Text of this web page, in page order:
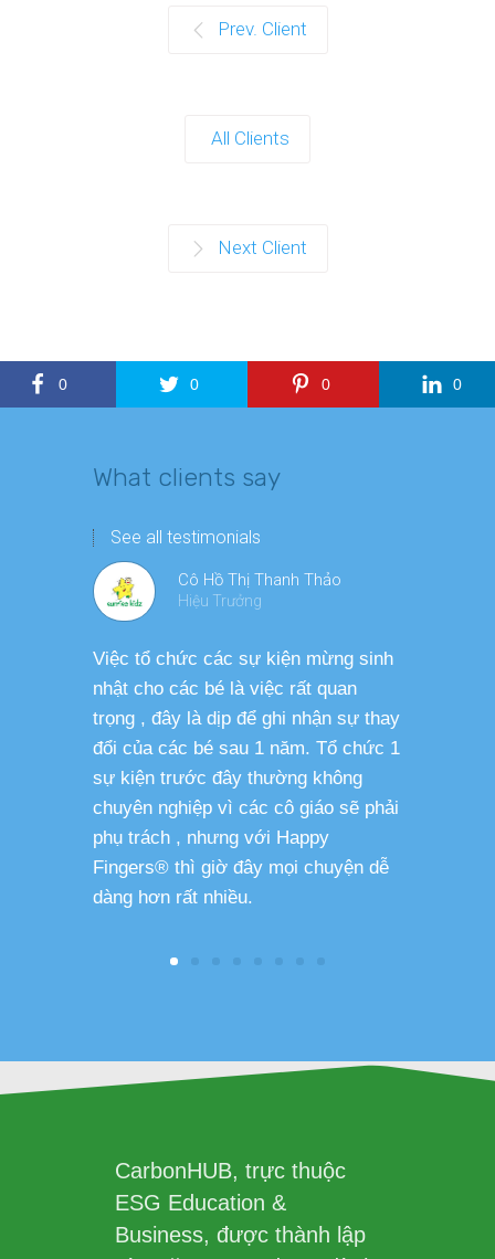
Prev. Client
All Clients
Next Client
0 0 0 0
What clients say
See all testimonials
Cô Hồ Thị Thanh Thảo
Hiệu Trưởng
Việc tổ chức các sự kiện mừng sinh
nhật cho các bé là việc rất quan
trọng , đây là dịp để ghi nhận sự thay
đổi của các bé sau 1 năm. Tổ chức 1
sự kiện trước đây thường không
chuyên nghiệp vì các cô giáo sẽ phải
phụ trách , nhưng với Happy
Fingers® thì giờ đây mọi chuyện dễ
dàng hơn rất nhiều.
CarbonHUB, trực thuộc
ESG Education &
Business, được thành lập